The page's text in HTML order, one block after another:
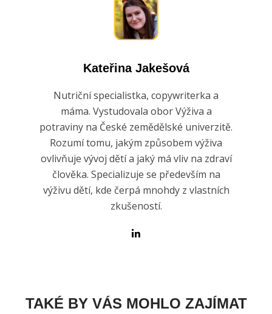
Kateřina Jakešová
Nutriční specialistka, copywriterka a
máma. Vystudovala obor Výživa a
potraviny na České zemědělské univerzitě.
Rozumí tomu, jakým způsobem výživa
ovlivňuje vývoj dětí a jaký má vliv na zdraví
člověka. Specializuje se především na
výživu dětí, kde čerpá mnohdy z vlastních
zkušeností.
TAKÉ BY VÁS MOHLO ZAJÍMAT